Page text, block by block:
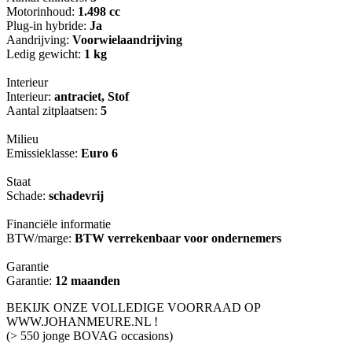
Motorinhoud: 1.498 cc
Plug-in hybride: Ja
Aandrijving: Voorwielaandrijving
Ledig gewicht: 1 kg
Interieur
Interieur: antraciet, Stof
Aantal zitplaatsen: 5
Milieu
Emissieklasse: Euro 6
Staat
Schade: schadevrij
Financiële informatie
BTW/marge: BTW verrekenbaar voor ondernemers
Garantie
Garantie: 12 maanden
BEKIJK ONZE VOLLEDIGE VOORRAAD OP
WWW.JOHANMEURE.NL !
(> 550 jonge BOVAG occasions)